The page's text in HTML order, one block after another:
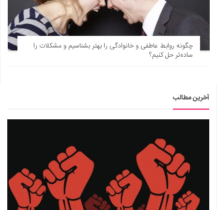
چگونه روابط عاطفی و خانوادگی را بهتر بشناسیم و مشکلات را
ساده‌تر حل کنیم؟
آخرین مطالب